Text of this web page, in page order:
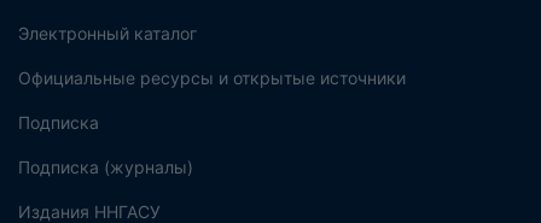
Электронный каталог
Официальные ресурсы и открытые источники
Подписка
Подписка (журналы)
Издания ННГАСУ